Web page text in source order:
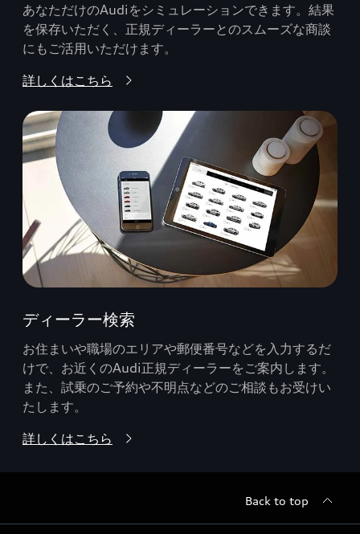
あなただけのAudiをシミュレーションできます。結果
を保存いただく、正規ディーラーとのスムーズな商談
にもご活用いただけます。
詳しくはこちら
ディーラー検索
お住まいや職場のエリアや郵便番号などを入力するだ
けで、お近くのAudi正規ディーラーをご案内します。
また、試乗のご予約や不明点などのご相談もお受けい
たします。
詳しくはこちら
Back to top